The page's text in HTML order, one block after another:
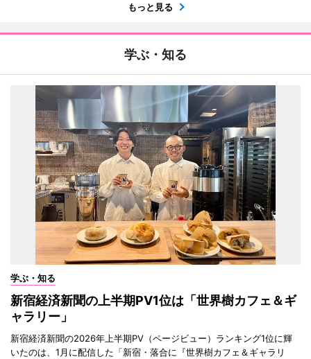
もっと見る
学ぶ・知る
学ぶ・知る
新宿経済新聞の上半期PV1位は「世界樹カフェ＆ギ
ャラリー」
新宿経済新聞の2026年上半期PV（ページビュー）ランキング1位に輝
いたのは、1月に配信した「新宿・落合に『世界樹カフェ＆ギャラリ